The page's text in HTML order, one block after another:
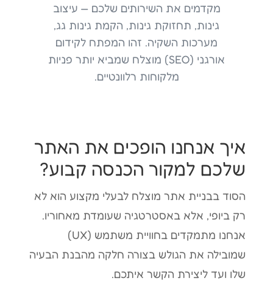
מקדמים את השירותים שלכם — עיצוב
גינות, תחזוקת גינות, הקמת גינות גג,
מערכות השקיה. זהו המפתח לקידום
אורגני (SEO) מוצלח שמביא יותר פניות
מלקוחות רלוונטיים.
איך אנחנו הופכים את האתר
שלכם למקור הכנסה קבוע?
הסוד בבניית אתר מוצלח לבעלי מקצוע הוא לא
רק ביופי, אלא באסטרטגיה שעומדת מאחוריו.
אנחנו מתמקדים בחוויית משתמש (UX)
שמובילה את הגולש בצורה חלקה מהבנת הבעיה
שלו ועד ליצירת הקשר איתכם.